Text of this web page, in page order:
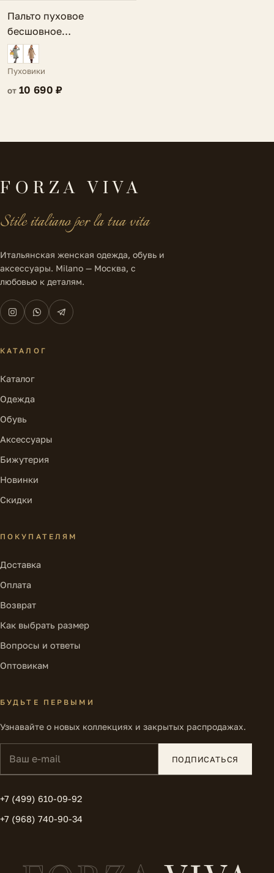
Пальто пуховое
бесшовное
двустороннее черное
Arco
Пуховики
от 10 690 ₽
FORZA VIVA
Stile italiano per la tua vita
Итальянская женская одежда, обувь и
аксессуары. Milano — Москва, с
любовью к деталям.
КАТАЛОГ
Каталог
Одежда
Обувь
Аксессуары
Бижутерия
Новинки
Скидки
ПОКУПАТЕЛЯМ
Доставка
Оплата
Возврат
Как выбрать размер
Вопросы и ответы
Оптовикам
БУДЬТЕ ПЕРВЫМИ
Узнавайте о новых коллекциях и закрытых распродажах.
ПОДПИСАТЬСЯ
+7 (499) 610-09-92
+7 (968) 740-90-34